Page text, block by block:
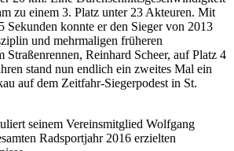
zu einem 3. Platz unter 23 Akteuren. Mit
Sekunden konnte er den Sieger von 2013
und mehrmaligen früheren
Straßenrennen, Reinhard Scheer, auf Platz 4
stand nun endlich ein zweites Mal ein
auf dem Zeitfahr-Siegerpodest in St.
seinem Vereinsmitglied Wolfgang
Radsportjahr 2016 erzielten